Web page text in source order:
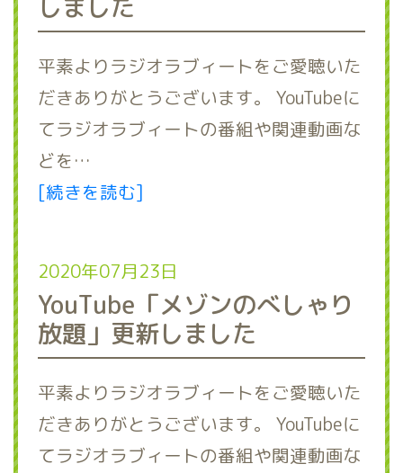
しました
平素よりラジオラブィートをご愛聴いた
だきありがとうございます。 YouTubeに
てラジオラブィートの番組や関連動画な
どを…
[続きを読む]
2020年07月23日
YouTube「メゾンのべしゃり
放題」更新しました
平素よりラジオラブィートをご愛聴いた
だきありがとうございます。 YouTubeに
てラジオラブィートの番組や関連動画な